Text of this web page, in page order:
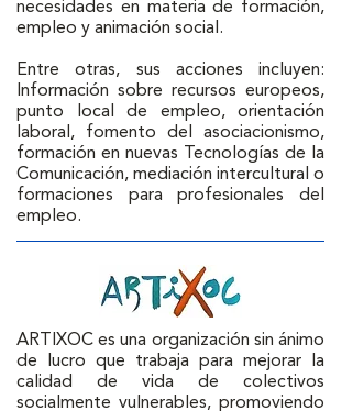
necesidades en materia de formación,
empleo y animación social.
Entre otras, sus acciones incluyen:
Información sobre recursos europeos,
punto local de empleo, orientación
laboral, fomento del asociacionismo,
formación en nuevas Tecnologías de la
Comunicación, mediación intercultural o
formaciones para profesionales del
empleo.
ARTIXOC es una organización sin ánimo
de lucro que trabaja para mejorar la
calidad de vida de colectivos
socialmente vulnerables, promoviendo